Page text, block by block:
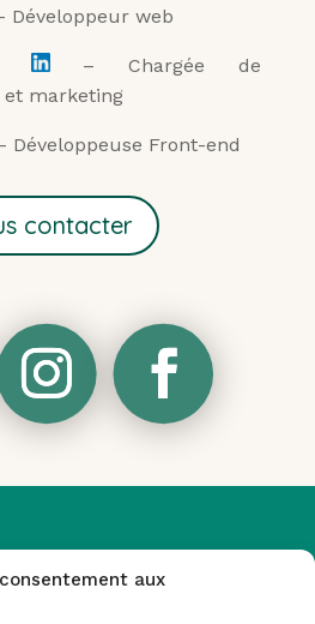
aux
Développeur web
– Chargée de
marketing
Développeuse Front-end
contacter